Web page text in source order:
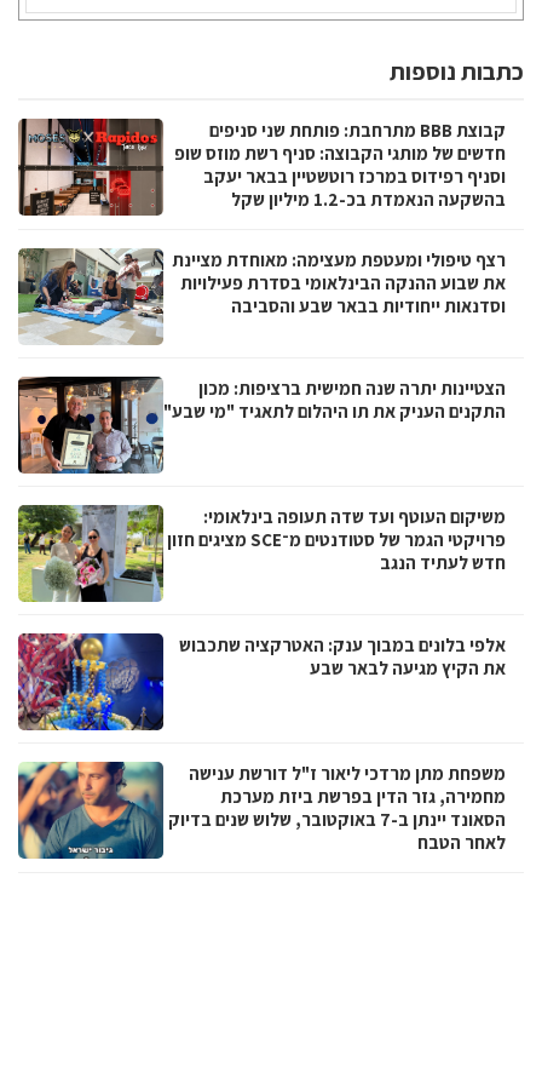
כתבות נוספות
קבוצת BBB מתרחבת: פותחת שני סניפים
חדשים של מותגי הקבוצה: סניף רשת מוזס שופ
וסניף רפידוס במרכז רוטשטיין בבאר יעקב
בהשקעה הנאמדת בכ-1.2 מיליון שקל
רצף טיפולי ומעטפת מעצימה: מאוחדת מציינת
את שבוע ההנקה הבינלאומי בסדרת פעילויות
וסדנאות ייחודיות בבאר שבע והסביבה
הצטיינות יתרה שנה חמישית ברציפות: מכון
התקנים העניק את תו היהלום לתאגיד "מי שבע"
משיקום העוטף ועד שדה תעופה בינלאומי:
פרויקטי הגמר של סטודנטים מ־SCE מציגים חזון
חדש לעתיד הנגב
אלפי בלונים במבוך ענק: האטרקציה שתכבוש
את הקיץ מגיעה לבאר שבע
משפחת מתן מרדכי ליאור ז"ל דורשת ענישה
מחמירה, גזר הדין בפרשת ביזת מערכת
הסאונד יינתן ב-7 באוקטובר, שלוש שנים בדיוק
לאחר הטבח